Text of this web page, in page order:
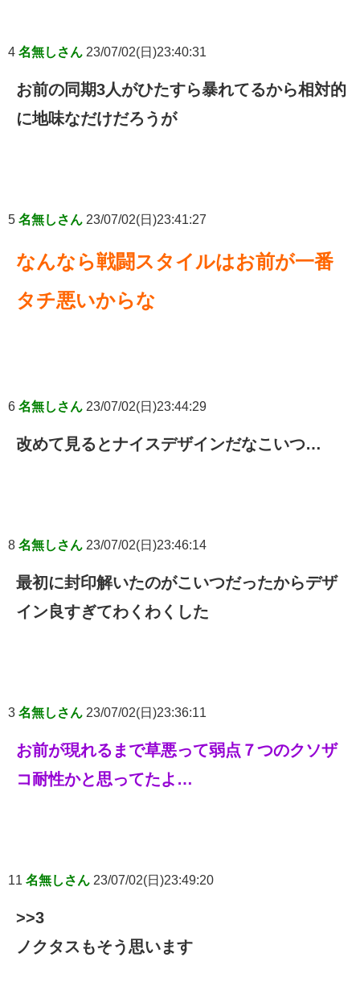
4 名無しさん 23/07/02(日)23:40:31
お前の同期3人がひたすら暴れてるから相対的
に地味なだけだろうが
5 名無しさん 23/07/02(日)23:41:27
なんなら戦闘スタイルはお前が一番
タチ悪いからな
6 名無しさん 23/07/02(日)23:44:29
改めて見るとナイスデザインだなこいつ…
8 名無しさん 23/07/02(日)23:46:14
最初に封印解いたのがこいつだったからデザ
イン良すぎてわくわくした
3 名無しさん 23/07/02(日)23:36:11
お前が現れるまで草悪って弱点７つのクソザ
コ耐性かと思ってたよ…
11 名無しさん 23/07/02(日)23:49:20
>>3
ノクタスもそう思います